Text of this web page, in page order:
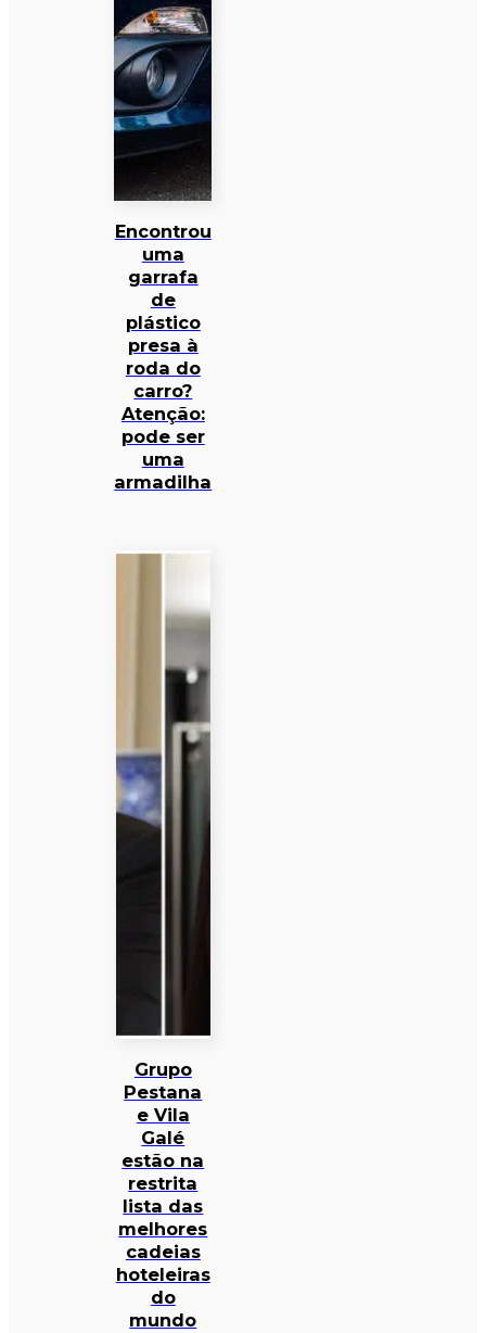
Encontrou
uma
garrafa
de
plástico
presa à
roda do
carro?
Atenção:
pode ser
uma
armadilha
Grupo
Pestana
e Vila
Galé
estão na
restrita
lista das
melhores
cadeias
hoteleiras
do
mundo